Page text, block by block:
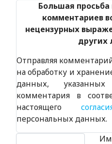
Большая
комментариев
нецензурных
других
Отправляя
на обработку и
данных,
комментария в
настоящего
персональных данных.
Текст комментария